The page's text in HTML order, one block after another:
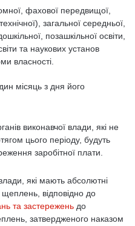
фахової передвищої,
загальної середньої,
позашкільної освіти,
та наукових установ
власності.
місяць з дня його
виконавчої влади, які не
цього періоду, будуть
заробітної плати.
які мають абсолютні
відповідно до
та застережень до
затвердженого наказом